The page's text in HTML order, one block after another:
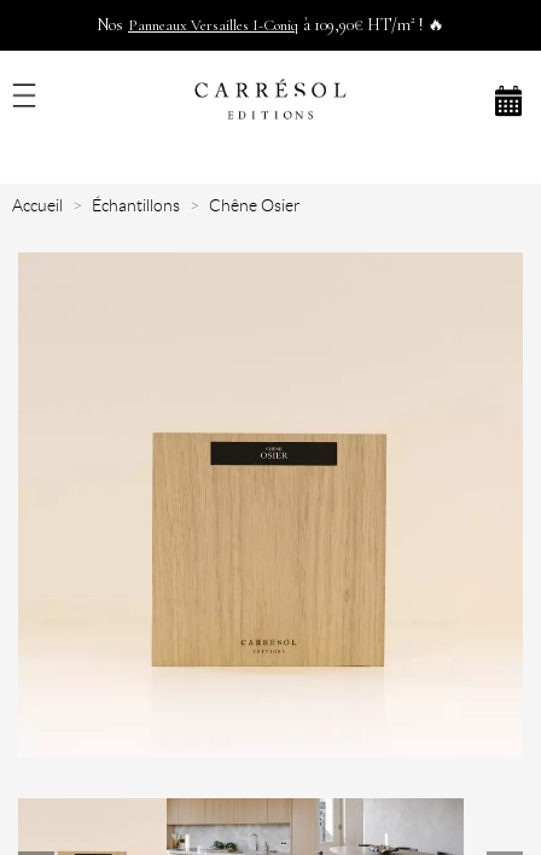
Nos Panneaux Versailles I-Coniq à 109,90€ HT/m² ! 🔥
Accueil Échantillons Chêne Osier